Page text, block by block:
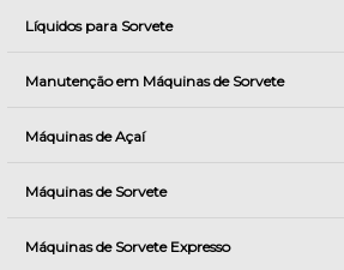
Líquidos para Sorvete
Manutenção em Máquinas de Sorvete
Máquinas de Açaí
Máquinas de Sorvete
Máquinas de Sorvete Expresso